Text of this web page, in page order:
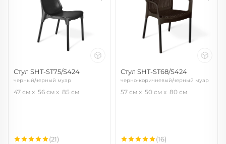
Стул SHT-ST75/S424
черный/черный муар
47 см 56 см 85 см
(21)
Стул SHT-ST68/S424
черно-коричневый/черный муар
(цинк)
57 см 50 см 80 см
(16)